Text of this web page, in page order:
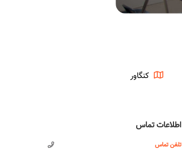
کنگاور
اطلاعات تماس
تلفن تماس